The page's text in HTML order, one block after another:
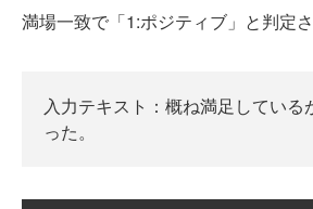
満場一致で「1:ポジティブ」と判定さ
入力テキスト：概ね満足している
った。